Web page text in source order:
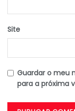
Site
Guardar o meu
para a próxima